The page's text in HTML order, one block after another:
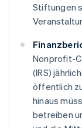
Stiftungen
Nonprofit-
(IRS)
öffentlich
hinaus
betreiben